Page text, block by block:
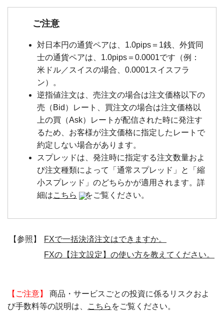
ご注意
対日本円の通貨ペアは、1.0pips＝1銭、外貨同
士の通貨ペアは、1.0pips＝0.0001です（例：
米ドル／スイスの場合、0.0001スイスフラ
ン）。
逆指値注文は、売注文の場合は注文価格以下の
売（Bid）レート、買注文の場合は注文価格以
上の買（Ask）レートが配信された時に発注す
るため、お客様が注文価格に指定したレートで
約定しない場合があります。
スプレッドは、発注時に指定する注文数量およ
び注文種類によって「通常スプレッド」と「縮
小スプレッド」のどちらかが適用されます。詳
細はこちら をご覧ください。
【参照】
FXで一括決済注文はできますか。
FXの【注文設定】の使い方を教えてください。
【ご注意】 商品・サービスごとの投資に係るリスクおよ
び手数料等の説明は、
こちら をご覧ください。